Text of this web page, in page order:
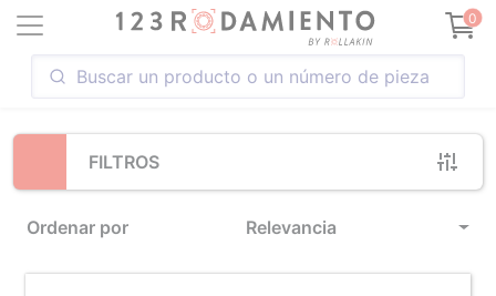
0
FILTROS
Ordenar por Relevancia
Loading...